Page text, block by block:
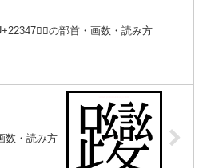
｜𢍇の部首・画数・読み方
数・読み方